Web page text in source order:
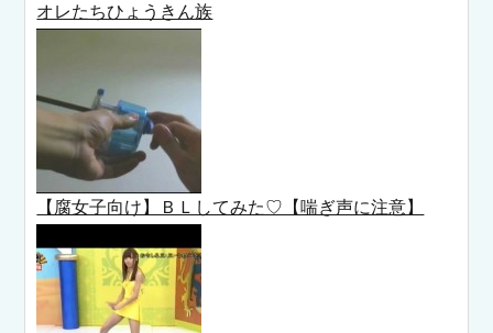
オレたちひょうきん族
【腐女子向け】ＢＬしてみた♡【喘ぎ声に注意】